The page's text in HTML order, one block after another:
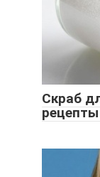
Скраб